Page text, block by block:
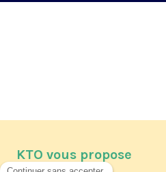
KTO vous propose